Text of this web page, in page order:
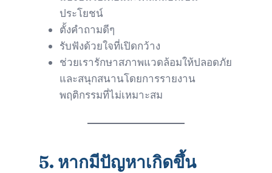
ประโยชน์
ตั้งคำถามดีๆ
รับฟังด้วยใจที่เปิดกว้าง
ช่วยเรารักษาสภาพแวดล้อมให้ปลอดภัย
และสนุกสนานโดยการรายงาน
พฤติกรรมที่ไม่เหมาะสม
5. หากมีปัญหาเกิดขึ้น